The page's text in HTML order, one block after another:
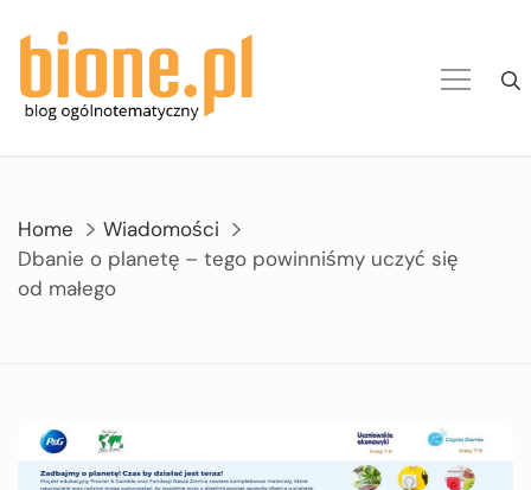
Home
Wiadomości
Dbanie o planetę – tego powinniśmy uczyć się
od małego